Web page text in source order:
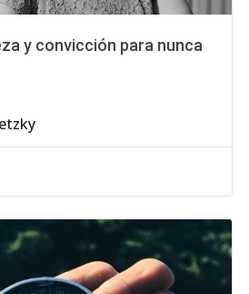
y convicción para nunca